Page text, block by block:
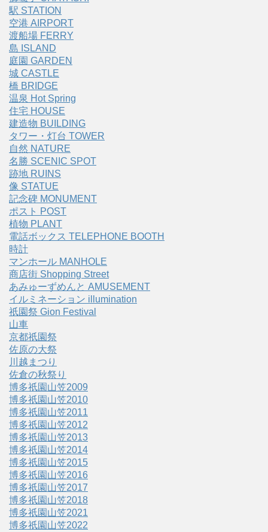
駅 STATION
空港 AIRPORT
渡船場 FERRY
島 ISLAND
庭園 GARDEN
城 CASTLE
橋 BRIDGE
温泉 Hot Spring
住宅 HOUSE
建造物 BUILDING
タワー・灯台 TOWER
自然 NATURE
名勝 SCENIC SPOT
跡地 RUINS
像 STATUE
記念碑 MONUMENT
ポスト POST
植物 PLANT
電話ボックス TELEPHONE BOOTH
時計
マンホール MANHOLE
商店街 Shopping Street
あみゅーずめんと AMUSEMENT
イルミネーション illumination
祇園祭 Gion Festival
山車
京都祇園祭
佐原の大祭
川越まつり
佐倉の秋祭り
博多祇園山笠2009
博多祇園山笠2010
博多祇園山笠2011
博多祇園山笠2012
博多祇園山笠2013
博多祇園山笠2014
博多祇園山笠2015
博多祇園山笠2016
博多祇園山笠2017
博多祇園山笠2018
博多祇園山笠2021
博多祇園山笠2022